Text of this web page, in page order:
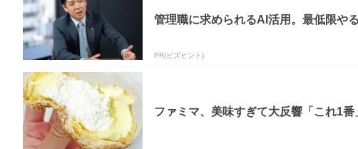
管理職に求められるAI活用。最低限や
PR(ビズヒント)
ファミマ、美味すぎて大反響「これ1